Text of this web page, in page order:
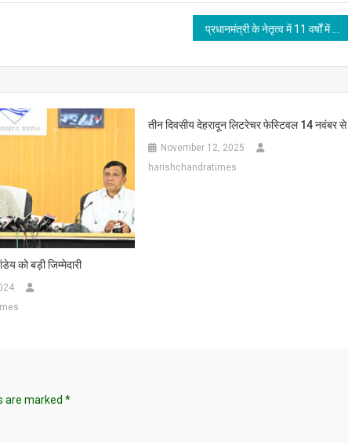
को बड़ी जिम्मेदारी
तीन दिवसीय देहरादून लिटरेचर फेस्टिवल 14 नवंबर से
November 12, 2025
harishchandratimes
are marked *